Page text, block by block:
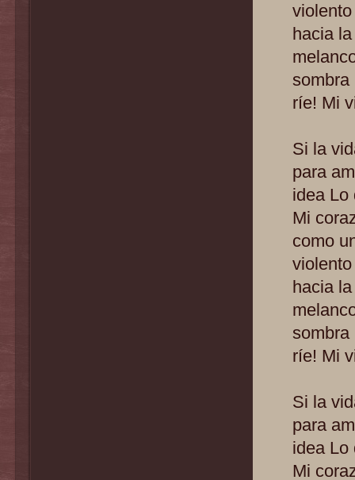
hacia
ríe! Mi
Si la
para
idea Lo
Mi
como
hacia
ríe! Mi
Si la
para
idea Lo
Mi